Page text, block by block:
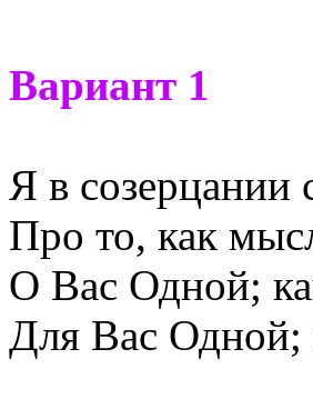
Вариант 1
Я в
Про то, как
О Вас Одной;
Для Вас